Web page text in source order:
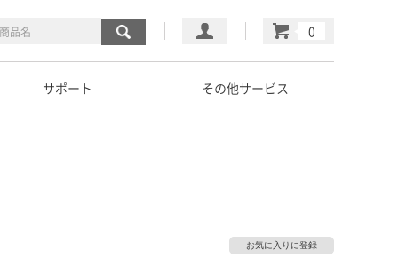
マイページ
カート
サポート その他サービス
お気に入りに登録